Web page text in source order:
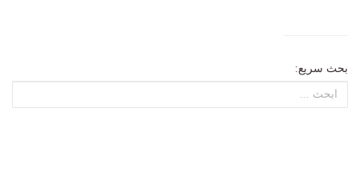
بحث سريع: